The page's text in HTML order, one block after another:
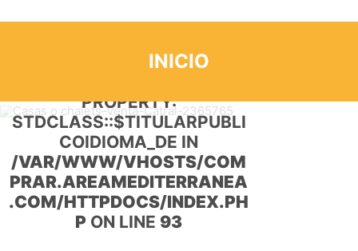
INICIO
PROPERTY:
STDCLASS::$TITULARPUBLI
COIDIOMA_DE IN
/VAR/WWW/VHOSTS/COM
PRAR.AREAMEDITERRANEA
.COM/HTTPDOCS/INDEX.PH
P ON LINE 93